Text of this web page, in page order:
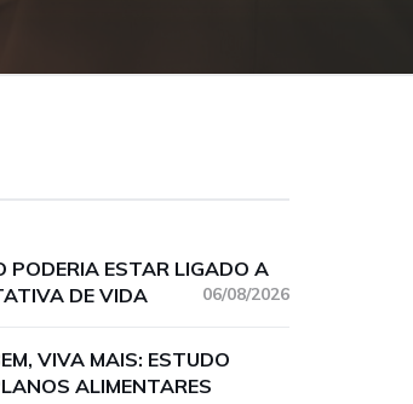
PODERIA ESTAR LIGADO A
DE VIDA
06/08/2026
VIVA MAIS: ESTUDO
ALIMENTARES